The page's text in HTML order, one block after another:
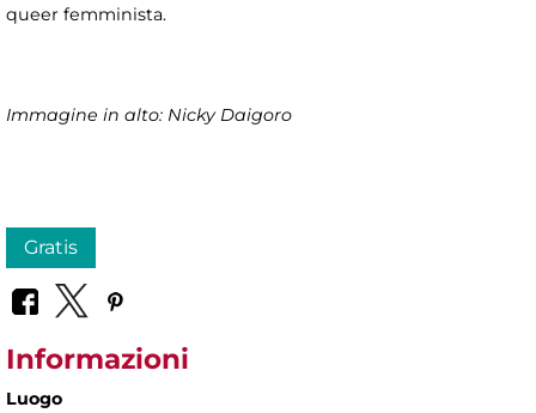
queer femminista.
Immagine in alto: Nicky Daigoro
Gratis
Informazioni
Luogo